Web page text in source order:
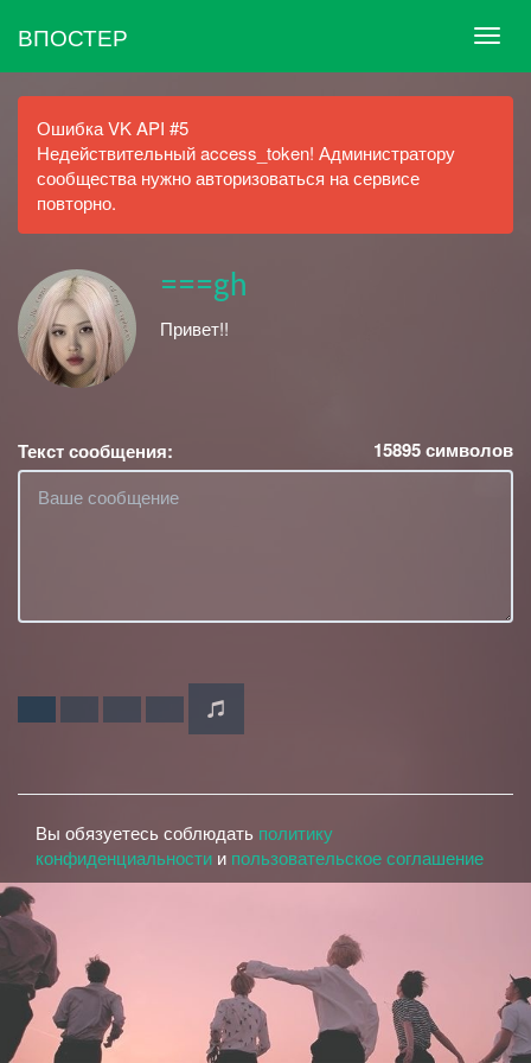
ВПОСТЕР
Ошибка VK API #5
Недействительный access_token! Администратору
сообщества нужно авторизоваться на сервисе
повторно.
===gh
Привет!!
Текст сообщения: 15895символов
Вы обязуетесь соблюдать политику
конфиденциальности и пользовательское соглашение